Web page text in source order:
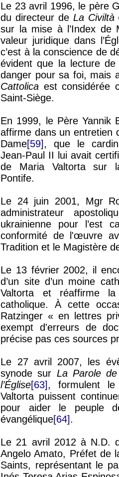
Le 23 avril 1996, le père
du directeur de La Civiltà
sur la mise à l’Index de
valeur juridique dans
c’est à la conscience de
évident que la lecture
danger pour sa foi, mais
Cattolica est considérée
Saint-Siège.
En 1999, le Père Yannik
affirme dans un entretien
Dame[59], que le
Jean-Paul II lui avait
de Maria Valtorta sur
Pontife.
Le 24 juin 2001, Mgr
administrateur
ukrainienne pour l’est
conformité de l'œuvre
Tradition et le Magistère
Le 13 février 2002, il
d’un site d’un moine
Valtorta et réaffirme
catholique. À cette
Ratzinger « en lettres
exempt d'erreurs de
précise pas ces sources
Le 27 avril 2007, les
synode sur La Parole
l’Église[63], formulent
Valtorta puissent
pour aider le peuple
évangélique[64].
Le 21 avril 2012 à N.D.
AngeloAmato, Préfet de
Saints, représentant le